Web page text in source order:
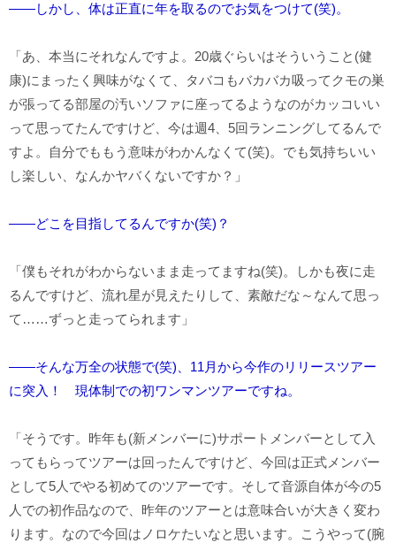
――しかし、体は正直に年を取るのでお気をつけて(笑)。
「あ、本当にそれなんですよ。20歳ぐらいはそういうこと(健
康)にまったく興味がなくて、タバコもバカバカ吸ってクモの巣
が張ってる部屋の汚いソファに座ってるようなのがカッコいい
って思ってたんですけど、今は週4、5回ランニングしてるんで
すよ。自分でももう意味がわかんなくて(笑)。でも気持ちいい
し楽しい、なんかヤバくないですか？」
――どこを目指してるんですか(笑)？
「僕もそれがわからないまま走ってますね(笑)。しかも夜に走
るんですけど、流れ星が見えたりして、素敵だな～なんて思っ
て……ずっと走ってられます」
――そんな万全の状態で(笑)、11月から今作のリリースツアー
に突入！ 現体制での初ワンマンツアーですね。
「そうです。昨年も(新メンバーに)サポートメンバーとして入
ってもらってツアーは回ったんですけど、今回は正式メンバー
として5人でやる初めてのツアーです。そして音源自体が今の5
人での初作品なので、昨年のツアーとは意味合いが大きく変わ
ります。なので今回はノロケたいなと思います。こうやって(腕